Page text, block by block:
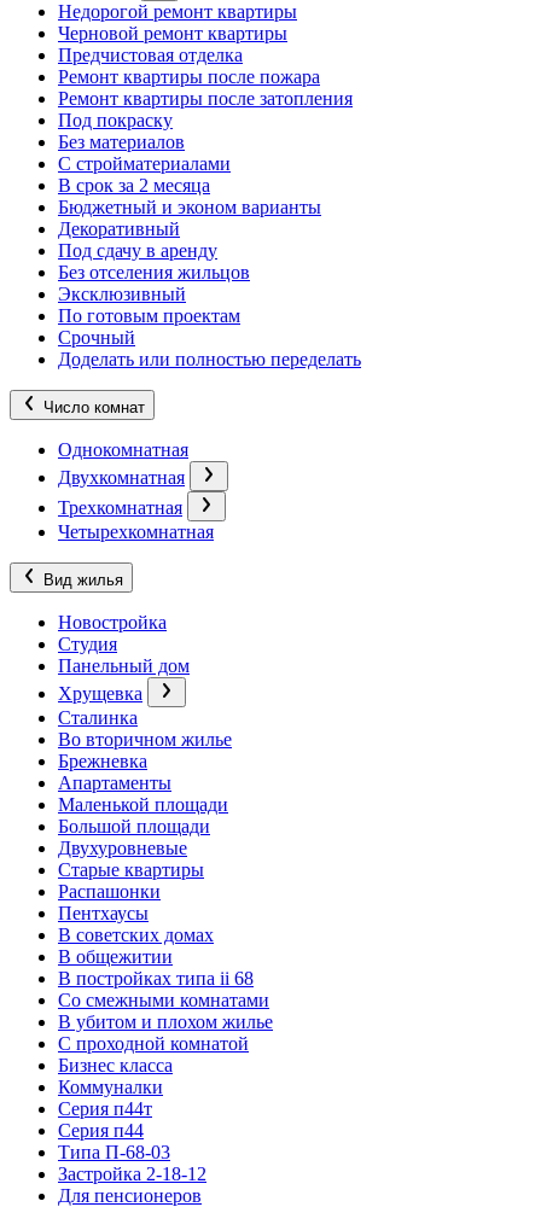
Недорогой ремонт квартиры
Черновой ремонт квартиры
Предчистовая отделка
Ремонт квартиры после пожара
Ремонт квартиры после затопления
Под покраску
Без материалов
С стройматериалами
В срок за 2 месяца
Бюджетный и эконом варианты
Декоративный
Под сдачу в аренду
Без отселения жильцов
Эксклюзивный
По готовым проектам
Срочный
Доделать или полностью переделать
Число комнат
Однокомнатная
Двухкомнатная
Трехкомнатная
Четырехкомнатная
Вид жилья
Новостройка
Студия
Панельный дом
Хрущевка
Сталинка
Во вторичном жилье
Брежневка
Апартаменты
Маленькой площади
Большой площади
Двухуровневые
Старые квартиры
Распашонки
Пентхаусы
В советских домах
В общежитии
В постройках типа ii 68
Со смежными комнатами
В убитом и плохом жилье
С проходной комнатой
Бизнес класса
Коммуналки
Серия п44т
Серия п44
Типа П-68-03
Застройка 2-18-12
Для пенсионеров